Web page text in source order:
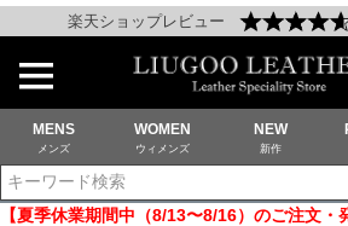
楽天ショップレビュー
MENS
メンズ
WOMEN
ウィメンズ
NEW
新作
【夏季休業期間中（8/13〜8/16）のご注文・